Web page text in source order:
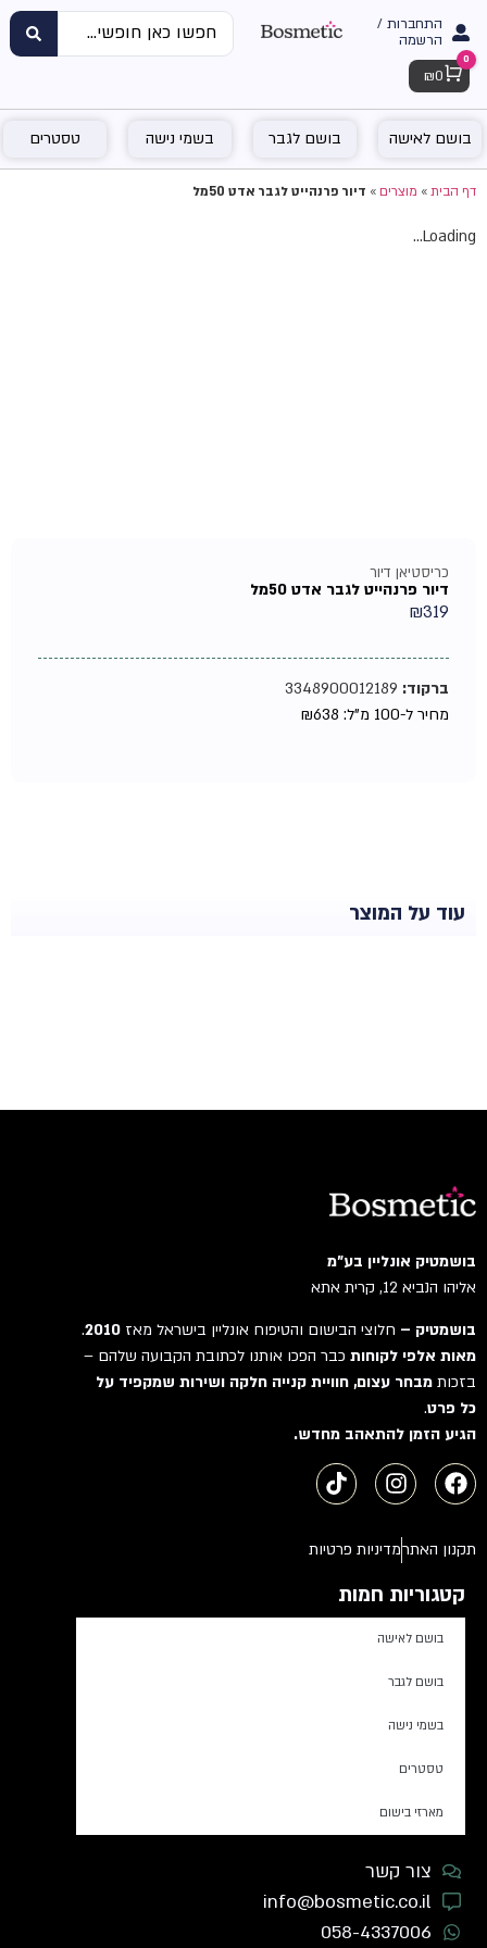
התחברות /
הרשמה
Cart
0
₪ 0
בושם לאישה בושם לגבר בשמי נישה טסטרים
דף הבית»מוצרים»דיור פרנהייט לגבר אדט 50מל
Loading...
כריסטיאן דיור
דיור פרנהייט לגבר אדט 50מל
₪319
ברקוד:3348900012189
מחיר ל-100 מ"ל:
₪638
עוד על המוצר
בושמטיק אונליין בע"מ
אליהו הנביא 12, קרית אתא
בושמטיק –חלוצי הבישום והטיפוח אונליין בישראל מאז2010
.
מאות אלפי לקוחותכבר הפכו אותנו לכתובת הקבועה שלהם –
בזכותמבחר עצום, חוויית קנייה חלקה ושירות שמקפיד על
כל פרט.
הגיע הזמן להתאהב מחדש.
תקנון האתרמדיניות פרטיות
קטגוריות חמות
בושם לאישה
בושם לגבר
בשמי נישה
טסטרים
מארזי בישום
צור קשר
info@bosmetic.co.il
058-4337006